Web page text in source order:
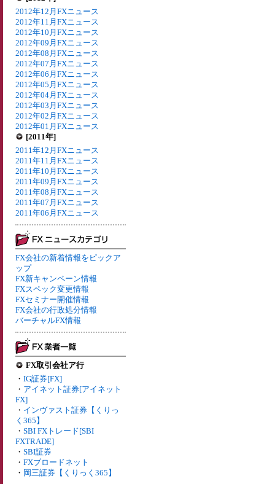
2012年12月FXニュース
2012年11月FXニュース
2012年10月FXニュース
2012年09月FXニュース
2012年08月FXニュース
2012年07月FXニュース
2012年06月FXニュース
2012年05月FXニュース
2012年04月FXニュース
2012年03月FXニュース
2012年02月FXニュース
2012年01月FXニュース
[2011年]
2011年12月FXニュース
2011年11月FXニュース
2011年10月FXニュース
2011年09月FXニュース
2011年08月FXニュース
2011年07月FXニュース
2011年06月FXニュース
FX会社の新着情報をピックア
ップ
FX新キャンペーン情報
FXスペック変更情報
FXセミナー開催情報
FX会社の行政処分情報
バーチャルFX情報
FX取引会社ア行
・ IG証券[FX]
・ アイネット証券[アイネット
FX]
・ インヴァスト証券【くりっ
く365】
・ SBI FXトレード[SBI
FXTRADE]
・ SBI証券
・ FXブロードネット
・ 岡三証券【くりっく365】